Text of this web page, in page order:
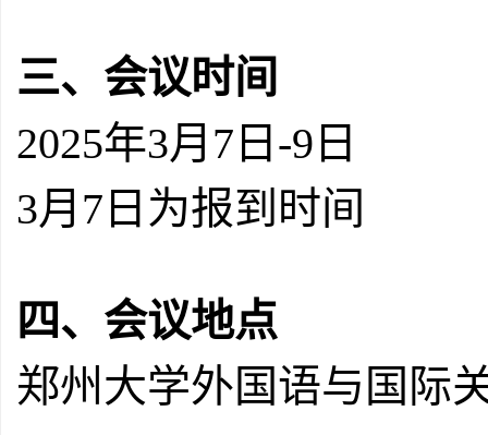
三、会议时间
2025年3月7日-9日
3月7日为报到时间
四、会议地点
郑州大学外国语与国际